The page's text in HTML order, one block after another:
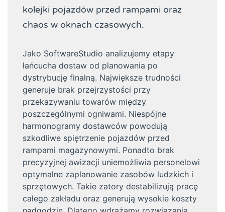
kolejki pojazdów przed rampami oraz
chaos w oknach czasowych.
Jako SoftwareStudio analizujemy etapy
łańcucha dostaw od planowania po
dystrybucję finalną. Największe trudności
generuje brak przejrzystości przy
przekazywaniu towarów między
poszczególnymi ogniwami. Niespójne
harmonogramy dostawców powodują
szkodliwe spiętrzenie pojazdów przed
rampami magazynowymi. Ponadto brak
precyzyjnej awizacji uniemożliwia personelowi
optymalne zaplanowanie zasobów ludzkich i
sprzętowych. Takie zatory destabilizują pracę
całego zakładu oraz generują wysokie koszty